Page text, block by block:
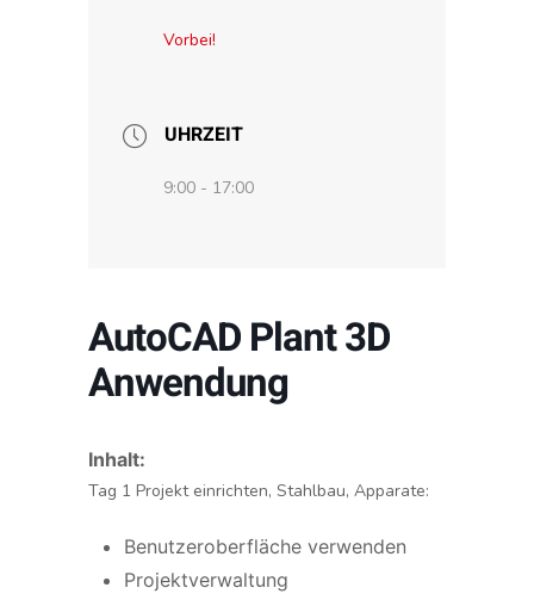
Vorbei!
UHRZEIT
9:00 - 17:00
AutoCAD Plant 3D
Anwendung
Inhalt:
Tag 1 Projekt einrichten, Stahlbau, Apparate:
Benutzeroberfläche verwenden
Projektverwaltung